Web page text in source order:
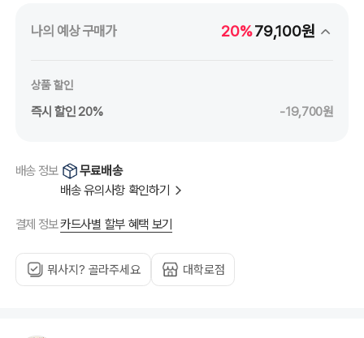
나의 예상 구매가 20%79,100원
상품 할인
즉시 할인 20% -19,700원
배송 정보
무료배송
배송 유의사항 확인하기
결제 정보카드사별 할부 혜택 보기
뭐사지? 골라주세요 대학로점